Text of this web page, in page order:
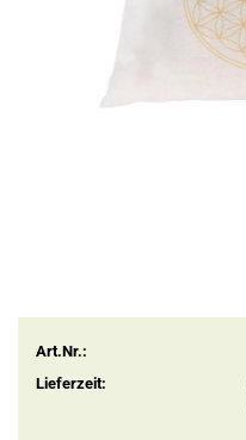
Art.Nr.:
Lieferzeit: